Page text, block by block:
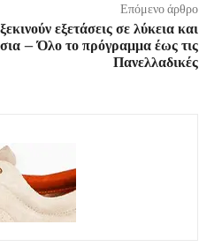
Επόμενο άρθρο
εξετάσεις σε λύκεια και
– Όλο το πρόγραμμα έως τις
Πανελλαδικές